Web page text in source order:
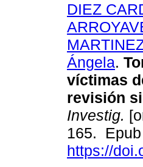
DIEZ
Ángela.
víctimas
revisión
Investig.
165.
https://